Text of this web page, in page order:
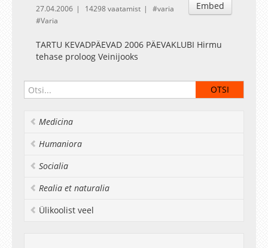
Embed
27.04.2006 14298 vaatamist
varia
Varia
TARTU KEVADPÄEVAD 2006 PÄEVAKLUBI Hirmu
tehase proloog Veinijooks
Medicina
Humaniora
Socialia
Realia et naturalia
Ülikoolist veel